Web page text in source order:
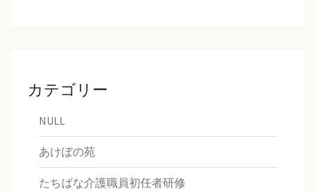
カテゴリー
NULL
あけぼの苑
たちばな介護職員初任者研修